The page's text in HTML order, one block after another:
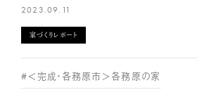
2023.09.11
家づくりレポート
#＜完成・各務原市＞各務原の家